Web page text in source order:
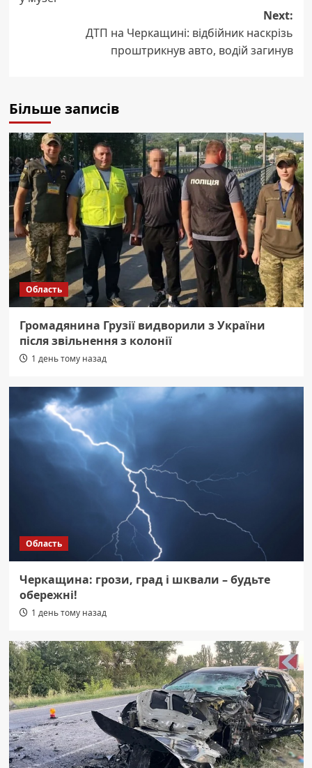
Next:
ДТП на Черкащині: відбійник наскрізь
проштрикнув авто, водій загинув
Більше записів
Область
Громадянина Грузії видворили з України
після звільнення з колонії
1 день тому назад
Область
Черкащина: грози, град і шквали – будьте
обережні!
1 день тому назад